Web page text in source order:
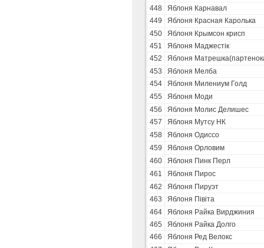
448
Яблоня Карнавал
449
Яблоня Красная Каролька
450
Яблоня Крымсон крисп
451
Яблоня Маджестік
452
Яблоня
453
Яблоня Мелба
454
Яблоня Милениум Голд
455
Яблоня Моди
456
Яблоня Молис Делишес
457
Яблоня Мутсу НК
458
Яблоня Одиссо
459
Яблоня Орловим
460
Яблоня Пинк Перл
461
Яблоня Пирос
462
Яблоня Пируэт
463
Яблоня Півіта
464
Яблоня Райка Вирджиния
465
Яблоня Райка Долго
466
Яблоня Ред Велокс